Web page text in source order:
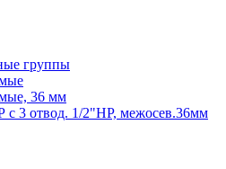
группы
36 мм
с 3 отвод. 1/2"НР, межосев.36мм